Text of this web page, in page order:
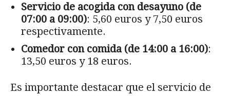
Servicio de acogida con desayuno (de
07:00 a 09:00): 5,60 euros y 7,50 euros
respectivamente.
Comedor con comida (de 14:00 a 16:00):
13,50 euros y 18 euros.
Es importante destacar que el servicio de